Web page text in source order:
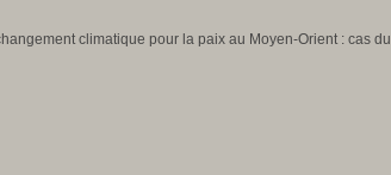
climatique pour la paix au Moyen-Orient : cas du